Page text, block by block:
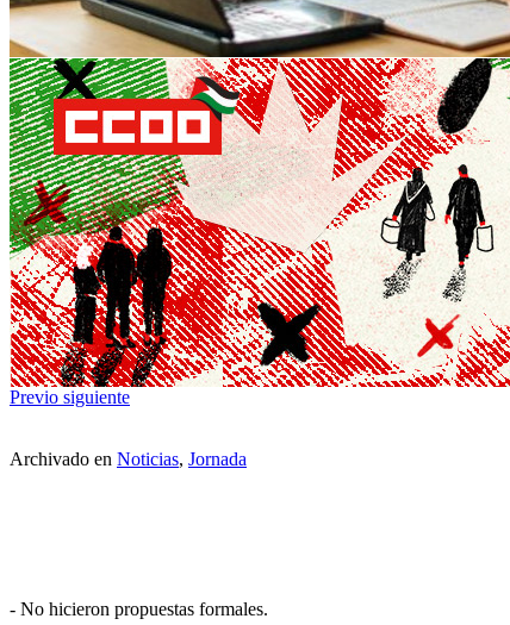
Previo siguiente
Archivado en Noticias, Jornada
- No hicieron propuestas formales.